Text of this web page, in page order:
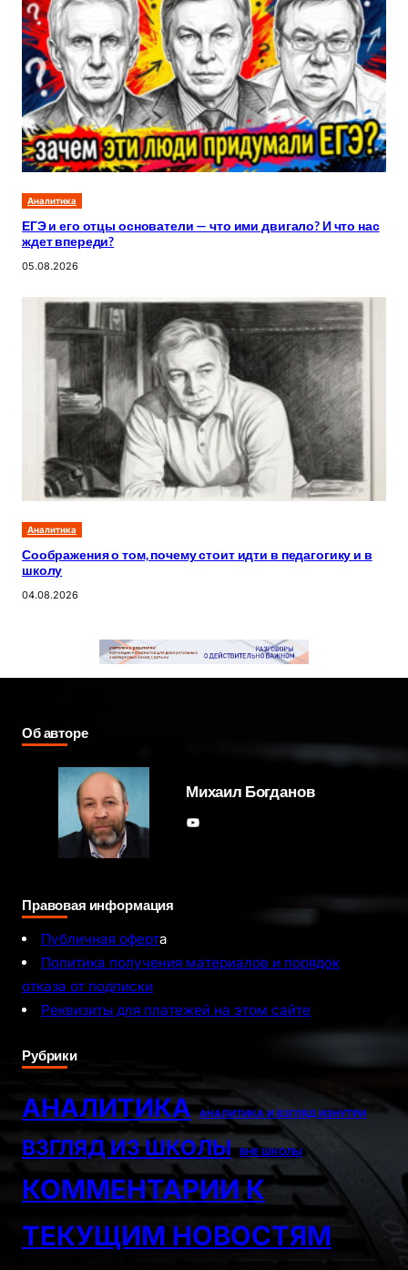
Аналитика
ЕГЭ и его отцы основатели — что ими двигало? И что нас
ждет впереди?
05.08.2026
Аналитика
Соображения о том, почему стоит идти в педагогику и в
школу
04.08.2026
Об авторе
Михаил Богданов
YouTube
Правовая информация
Публичная оферта
Политика получения материалов и порядок
отказа от подписки
Реквизиты для платежей на этом сайте
Рубрики
АНАЛИТИКА АНАЛИТИКА И ВЗГЛЯД ИЗНУТРИ
ВЗГЛЯД ИЗ ШКОЛЫ ВНЕ ШКОЛЫ
КОММЕНТАРИИ К
ТЕКУЩИМ НОВОСТЯМ